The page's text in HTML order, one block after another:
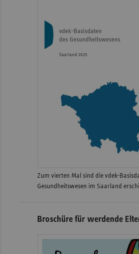
Zum vierten Mal sind die vdek-
Gesundheitswesen im Saarland
Broschüre für werdende